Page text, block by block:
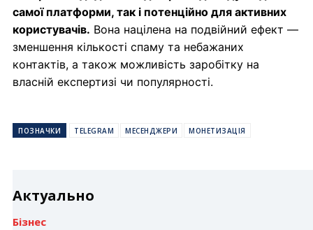
самої платформи, так і потенційно для активних
користувачів. Вона націлена на подвійний ефект —
зменшення кількості спаму та небажаних
контактів, а також можливість заробітку на
власній експертизі чи популярності.
ПОЗНАЧКИ TELEGRAM МЕСЕНДЖЕРИ МОНЕТИЗАЦІЯ
Актуально
Бізнес